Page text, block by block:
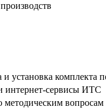
установка комплекта
интернет-сервисы ИТС
методическим